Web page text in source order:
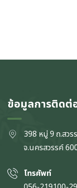
ข้อมูลการติดต่
398 หมู่ 9 ถ.สว
จ.นครสวรรค์
โทรศัพท์